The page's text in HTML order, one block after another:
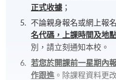
正式收據 ；
不論親身報名或網上報
名代碼，上課時間及地
別，請立刻通知本校。
若您於開課前一星期內
作跟進 。除課程資料更